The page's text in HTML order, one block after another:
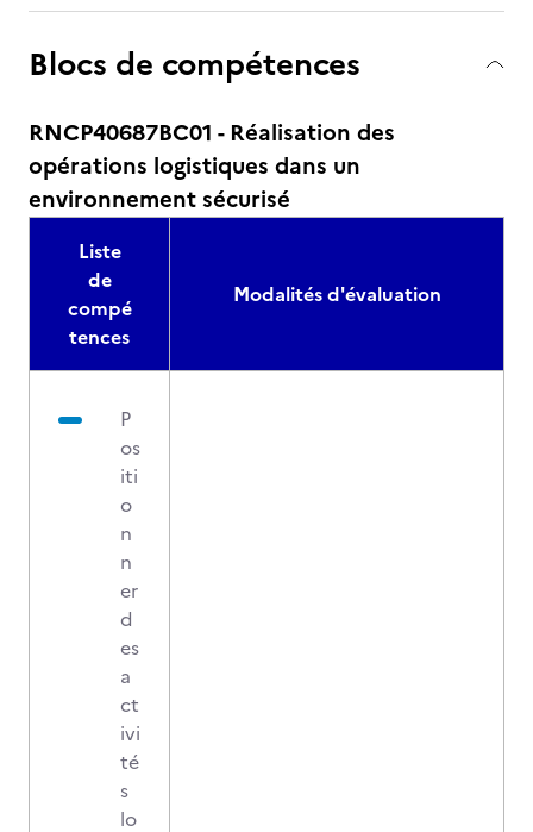
Blocs de compétences
RNCP40687BC01 - Réalisation des
opérations logistiques dans un
environnement sécurisé
Liste
de
compé
tences
Modalités d'évaluation
P
os
iti
o
n
n
er
d
es
a
ct
ivi
té
s
lo